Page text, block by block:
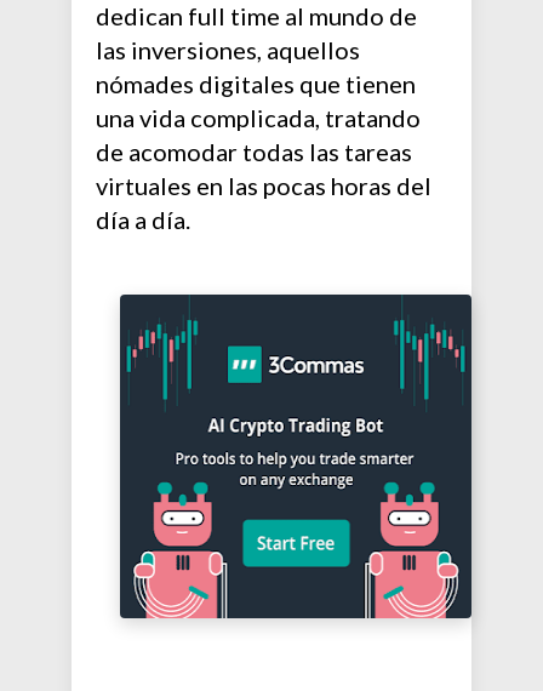
dedican full time al mundo de
las inversiones, aquellos
nómades digitales que tienen
una vida complicada, tratando
de acomodar todas las tareas
virtuales en las pocas horas del
día a día.